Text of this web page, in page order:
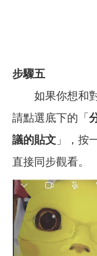
步驟五
如果你想和對
請點選底下的「
議的貼文 」，按
直接同步觀看。